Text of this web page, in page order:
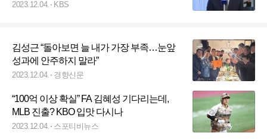
2023.12.04. KBS
김성근 “돌아보면 늘 내가 가장 부족…눈앞
성과에 안주하지 말라”
2023.12.04. 경향신문
“100억 이상 확실” FA 김혜성 기다리는데,
MLB 진출? KBO 입맛 다시나
2023.12.04. 스포티비뉴스